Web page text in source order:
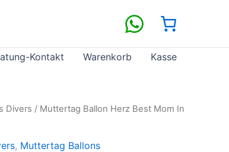
Kontakt Warenkorb Kasse
Divers / Muttertag Ballon Herz Best Mom In
, Muttertag Ballons